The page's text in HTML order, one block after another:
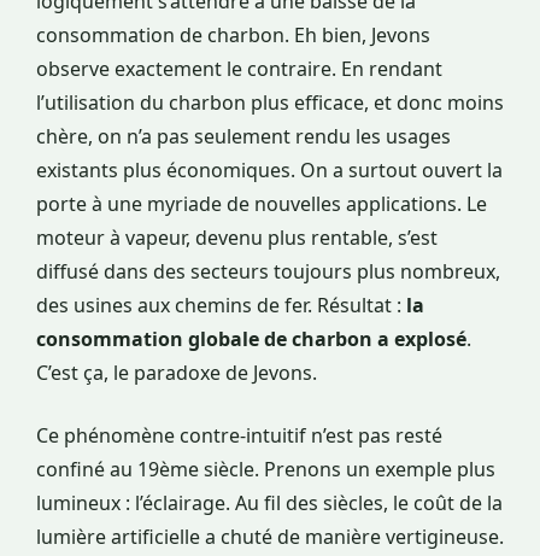
consommation de charbon. Eh bien, Jevons
observe exactement le contraire. En rendant
l’utilisation du charbon plus efficace, et donc moins
chère, on n’a pas seulement rendu les usages
existants plus économiques. On a surtout ouvert la
porte à une myriade de nouvelles applications. Le
moteur à vapeur, devenu plus rentable, s’est
diffusé dans des secteurs toujours plus nombreux,
des usines aux chemins de fer. Résultat : la
consommation globale de charbon a explosé.
C’est ça, le paradoxe de Jevons.
Ce phénomène contre-intuitif n’est pas resté
confiné au 19ème siècle. Prenons un exemple plus
lumineux : l’éclairage. Au fil des siècles, le coût de la
lumière artificielle a chuté de manière vertigineuse.